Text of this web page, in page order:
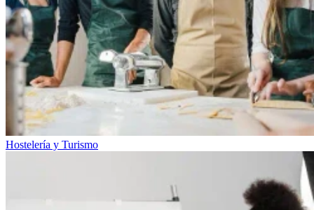
Hostelería y Turismo